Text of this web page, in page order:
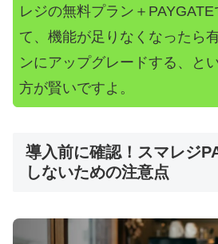
レジの無料プラン＋PAYGATE
て、機能が足りなくなったら
ンにアップグレードする、と
方が賢いですよ。
導入前に確認！スマレジ
しないための注意点